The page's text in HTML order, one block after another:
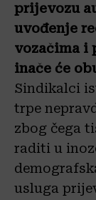
prijevozu
uvođenje
vozačima i
inače će
Sindikalci
trpe
zbog čega
raditi u
usluga